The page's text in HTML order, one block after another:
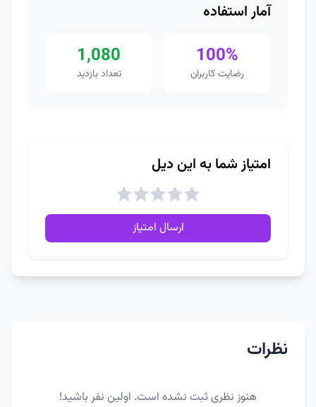
آمار استفاده
100%
رضایت کاربران
1,080
تعداد بازدید
امتیاز شما به این دیل
ارسال امتیاز
نظرات
هنوز نظری ثبت نشده است. اولین نفر باشید!